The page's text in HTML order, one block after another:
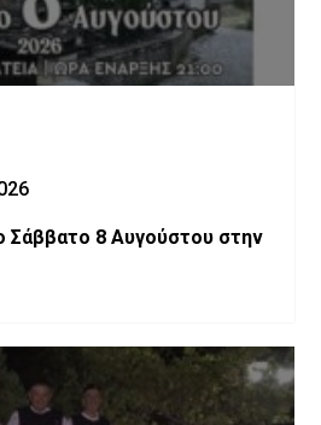
Σάββατο 8 Αυγούστου στην